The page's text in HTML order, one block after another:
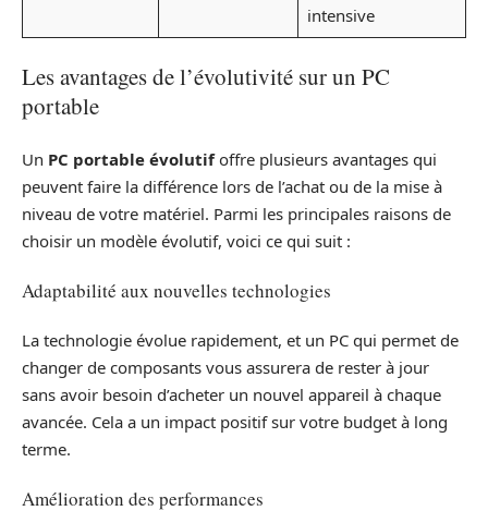
intensive
Les avantages de l’évolutivité sur un PC
portable
Un PC portable évolutifoffre plusieurs avantages qui
peuvent faire la différence lors de l’achat ou de la mise à
niveau de votre matériel. Parmi les principales raisons de
choisir un modèle évolutif, voici ce qui suit :
Adaptabilité aux nouvelles technologies
La technologie évolue rapidement, et un PC qui permet de
changer de composants vous assurera de rester à jour
sans avoir besoin d’acheter un nouvel appareil à chaque
avancée. Cela a un impact positif sur votre budget à long
terme.
Amélioration des performances